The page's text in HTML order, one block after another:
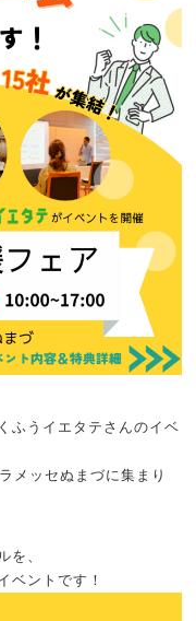
ふうイエタテさんのイベ
メッセぬまづに集まり
を、
ベントです！